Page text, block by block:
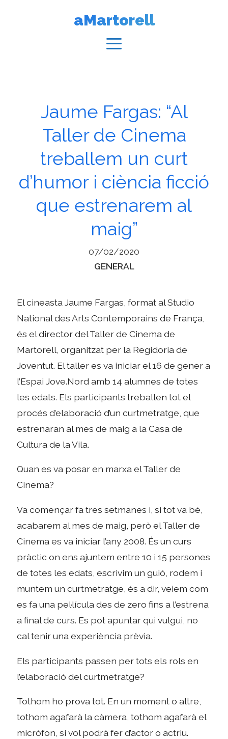
aMartorell
Jaume Fargas: “Al
Taller de Cinema
treballem un curt
d’humor i ciència ficció
que estrenarem al
maig”
07/02/2020
Categories
GENERAL
El cineasta Jaume Fargas, format al Studio
National des Arts Contemporains de França,
és el director del Taller de Cinema de
Martorell, organitzat per la Regidoria de
Joventut. El taller es va iniciar el 16 de gener a
l’Espai Jove.Nord amb 14 alumnes de totes
les edats. Els participants treballen tot el
procés d’elaboració d’un curtmetratge, que
estrenaran al mes de maig a la Casa de
Cultura de la Vila.
Quan es va posar en marxa el Taller de
Cinema?
Va començar fa tres setmanes i, si tot va bé,
acabarem al mes de maig, però el Taller de
Cinema es va iniciar l’any 2008. És un curs
pràctic on ens ajuntem entre 10 i 15 persones
de totes les edats, escrivim un guió, rodem i
muntem un curtmetratge, és a dir, veiem com
es fa una pel·lícula des de zero fins a l’estrena
a final de curs. Es pot apuntar qui vulgui, no
cal tenir una experiència prèvia.
Els participants passen per tots els rols en
l’elaboració del curtmetratge?
Tothom ho prova tot. En un moment o altre,
tothom agafarà la càmera, tothom agafarà el
micròfon, si vol podrà fer d’actor o actriu.